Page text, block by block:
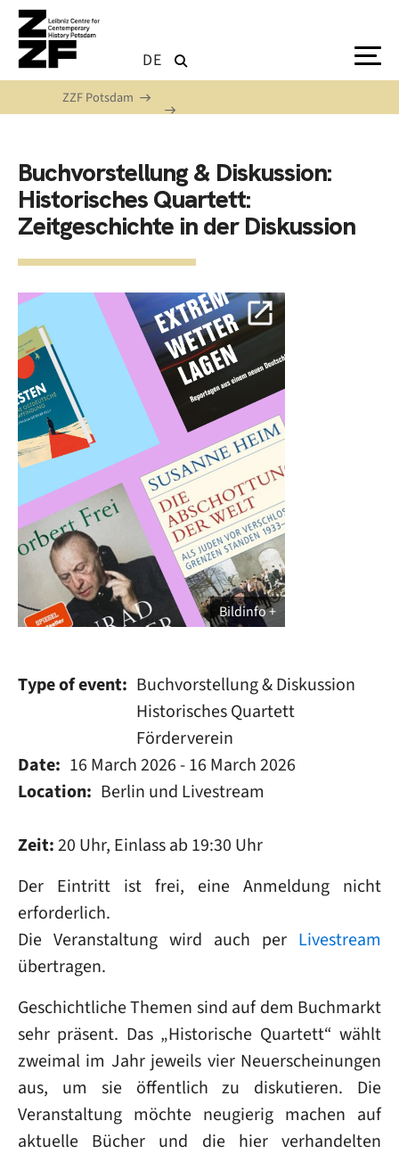
Skip to main content
DE
ZZF Potsdam
Buchvorstellung & Diskussion:
Historisches Quartett:
Zeitgeschichte in der Diskussion
Bildinfo
Type of event
Buchvorstellung & Diskussion
Historisches Quartett
Förderverein
Date
16 March 2026-16 March 2026
Location
Berlin und Livestream
Zeit:20 Uhr, Einlass ab 19:30 Uhr
Der Eintritt ist frei, eine Anmeldung nicht
erforderlich.
Die Veranstaltung wird auch per Livestream
übertragen.
Geschichtliche Themen sind auf dem Buchmarkt
sehr präsent. Das „Historische Quartett“ wählt
zweimal im Jahr jeweils vier Neuerscheinungen
aus, um sie öffentlich zu diskutieren. Die
Veranstaltung möchte neugierig machen auf
aktuelle Bücher und die hier verhandelten